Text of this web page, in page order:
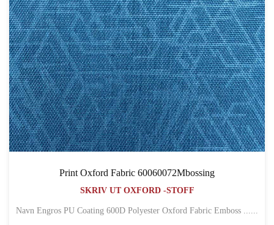
Print Oxford Fabric 60060072Mbossing
SKRIV UT OXFORD -STOFF